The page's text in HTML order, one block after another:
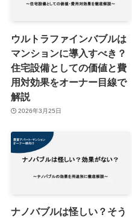
ウルトラファインバブルは
マンションに導入すべき？
住宅設備としての価値と費
用対効果をオーナー目線で
解説
2026年3月25日
ナノバブルは怪しい？そう